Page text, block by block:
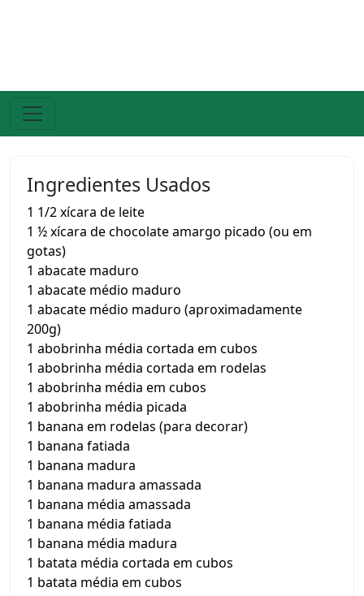
Ingredientes Usados
1 1/2 xícara de leite
1 ½ xícara de chocolate amargo picado (ou em
gotas)
1 abacate maduro
1 abacate médio maduro
1 abacate médio maduro (aproximadamente
200g)
1 abobrinha média cortada em cubos
1 abobrinha média cortada em rodelas
1 abobrinha média em cubos
1 abobrinha média picada
1 banana em rodelas (para decorar)
1 banana fatiada
1 banana madura
1 banana madura amassada
1 banana média amassada
1 banana média fatiada
1 banana média madura
1 batata média cortada em cubos
1 batata média em cubos